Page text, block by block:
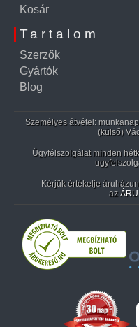
Kosár
Tartalom
Szerzők
Gyártók
Blog
Személyes átvétel:
(külső)
Ügyfélszolgálat minden
Kérjük értékelje
az